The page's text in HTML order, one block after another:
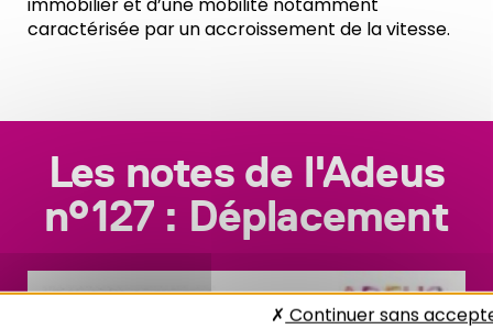
caractérisée par un accroissement de la vitesse.
Les notes de l'Adeus
n°127 : Déplacement
Continuer sans